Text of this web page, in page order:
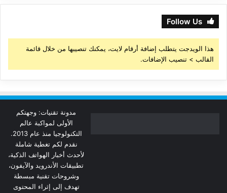
Follow Us
هذا الويدجت يتطلب إضافة أرقام لايت، يمكنك تنصيبها من خلال قائمة
القالب > تنصيب الإضافات.
مدونة تقنيات: وجهتكم
الأولى لمواكبة عالم
التكنولوجيا منذ عام 2013.
نقدم لكم تغطية شاملة
لأحدث أخبار الهواتف الذكية،
تطبيقات الأندرويد والآيفون،
وشروحات تقنية مبسطة
تهدف إلى إثراء المحتوى